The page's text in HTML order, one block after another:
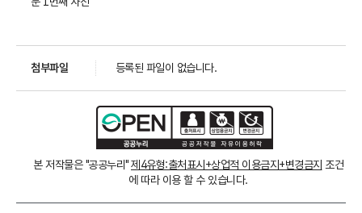
첨부파일 등록된 파일이 없습니다.
본 저작물은 "공공누리"제4유형:출처표시+상업적 이용금지+변경금지 조건
에 따라 이용 할 수 있습니다.